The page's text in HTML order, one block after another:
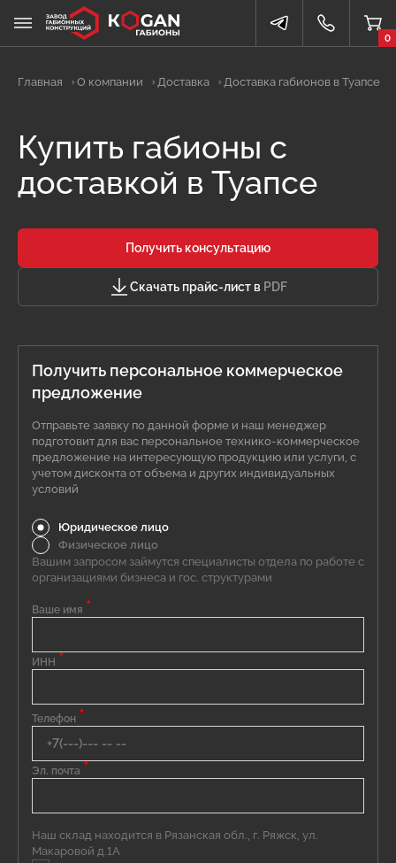
0
Главная О компании Доставка Доставка габионов в Туапсе
Купить габионы с
доставкой в Туапсе
Получить консультацию
Скачать прайс-лист в PDF
Получить персональное коммерческое
предложение
Отправьте заявку по данной форме и наш менеджер
подготовит для вас персональное технико-коммерческое
предложение на интересующую продукцию или услуги, с
учетом дисконта от объема и других индивидуальных
условий
Юридическое лицо
Физическое лицо
Вашим запросом займутся специалисты отдела по работе с
организациями бизнеса и гос. структурами
Ваше имя *
ИНН *
Телефон *
Эл. почта *
Наш склад находится в Рязанская обл., г. Ряжск, ул.
Макаровой д.1А